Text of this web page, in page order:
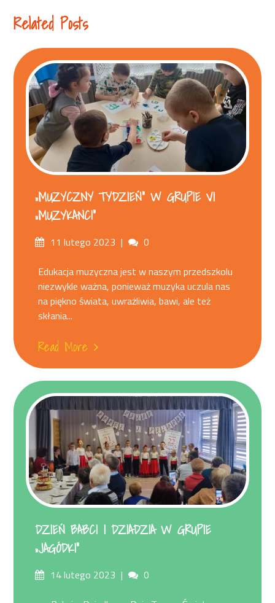
Related Posts
„MUZYCZNY TYDZIEŃ” W GRUPIE VI
„MUZYKANCI”
Posted11 lutego 2023 Comments
0
Edukacja muzyczna jest w naszym przedszkolu
niezwykle ważna, ponieważ muzyka uczula nas
na piękno świata, uwrażliwia, bawi, ale też
skłania...
Read More
DZIEŃ BABCI I DZIADZIA W GRUPIE
„JAGÓDKI”
Posted14 lutego 2023 Comments
0